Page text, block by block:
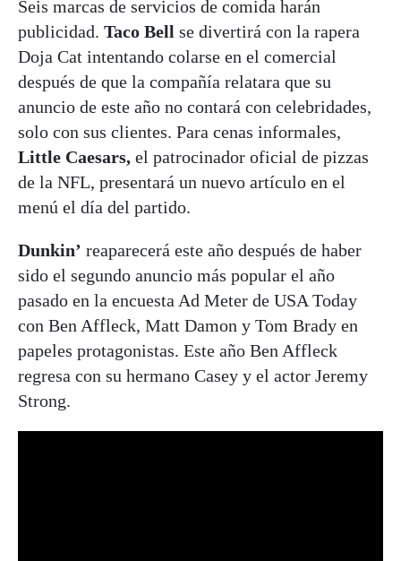
Seis marcas de servicios de comida harán
publicidad. Taco Bell se divertirá con la rapera
Doja Cat intentando colarse en el comercial
después de que la compañía relatara que su
anuncio de este año no contará con celebridades,
solo con sus clientes. Para cenas informales,
Little Caesars, el patrocinador oficial de pizzas
de la NFL, presentará un nuevo artículo en el
menú el día del partido.
Dunkin’ reaparecerá este año después de haber
sido el segundo anuncio más popular el año
pasado en la encuesta Ad Meter de USA Today
con Ben Affleck, Matt Damon y Tom Brady en
papeles protagonistas. Este año Ben Affleck
regresa con su hermano Casey y el actor Jeremy
Strong.